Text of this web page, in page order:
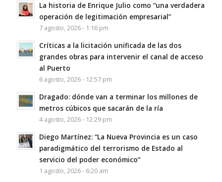
La historia de Enrique Julio como “una verdadera
operación de legitimación empresarial”
7 agosto, 2026 - 1:16 pm
Críticas a la licitación unificada de las dos
grandes obras para intervenir el canal de acceso
al Puerto
6 agosto, 2026 - 12:57 pm
Dragado: dónde van a terminar los millones de
metros cúbicos que sacarán de la ría
4 agosto, 2026 - 12:29 pm
Diego Martínez: “La Nueva Provincia es un caso
paradigmático del terrorismo de Estado al
servicio del poder económico”
1 agosto, 2026 - 6:20 am